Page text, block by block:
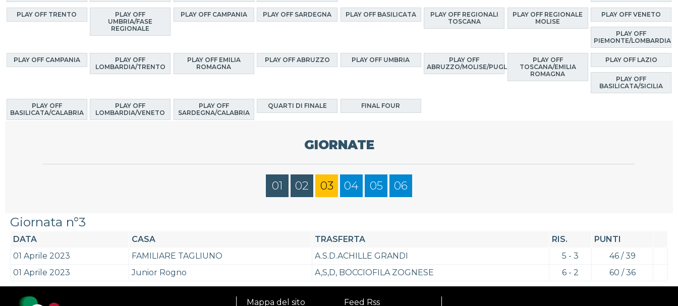
PLAY OFF TRENTO
PLAY OFF
UMBRIA/FASE
REGIONALE
PLAY OFF CAMPANIA PLAY OFF SARDEGNA PLAY OFF BASILICATA
PLAY OFF REGIONALI
TOSCANA
PLAY OFF REGIONALE
MOLISE
PLAY OFF VENETO
PLAY OFF
PIEMONTE/LOMBARDIA
PLAY OFF CAMPANIA
PLAY OFF
LOMBARDIA/TRENTO
PLAY OFF EMILIA
ROMAGNA
PLAY OFF ABRUZZO PLAY OFF UMBRIA
PLAY OFF
ABRUZZO/MOLISE/PUGLIA
PLAY OFF
TOSCANA/EMILIA
ROMAGNA
PLAY OFF LAZIO
PLAY OFF
BASILICATA/SICILIA
PLAY OFF
BASILICATA/CALABRIA
PLAY OFF
LOMBARDIA/VENETO
PLAY OFF
SARDEGNA/CALABRIA
QUARTI DI FINALE FINAL FOUR
GIORNATE
01 02 03 04 05 06
Giornata n°3
DATA CASA TRASFERTA RIS.
PUNTI
01 Aprile 2023
FAMILIARE TAGLIUNO A.S.D.ACHILLE GRANDI 5 - 3
46 / 39
01 Aprile 2023
Junior Rogno A,S,D, BOCCIOFILA ZOGNESE 6 - 2 60 / 36
Mappa del sito Feed Rss